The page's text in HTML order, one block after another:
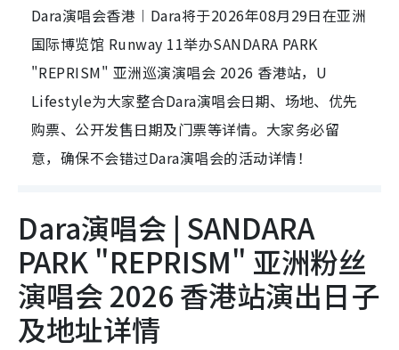
Dara演唱会香港︱Dara将于2026年08月29日在亚洲
国际博览馆 Runway 11举办SANDARA PARK
"REPRISM" 亚洲巡演演唱会 2026 香港站，U
Lifestyle为大家整合Dara演唱会日期、场地、优先
购票、公开发售日期及门票等详情。大家务必留
意，确保不会错过Dara演唱会的活动详情！
Dara演唱会 | SANDARA
PARK "REPRISM" 亚洲粉丝
演唱会 2026 香港站演出日子
及地址详情